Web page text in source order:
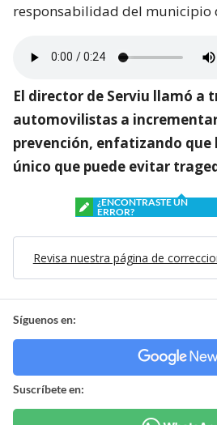
responsabilidad del municipio
El director de Serviu llamó a
automovilistas a
prevención, enfatizando que
único que puede evitar
¿ENCONTRASTE UN
ERROR?
Revisa nuestra página de
Síguenos en:
Suscríbete en: